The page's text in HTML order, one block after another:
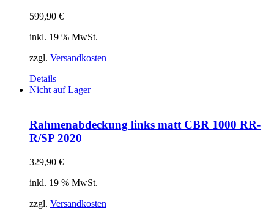
599,90 €
inkl. 19 % MwSt.
zzgl. Versandkosten
Details
Nicht auf Lager
Rahmenabdeckung links matt CBR 1000 RR-
R/SP 2020
329,90 €
inkl. 19 % MwSt.
zzgl. Versandkosten